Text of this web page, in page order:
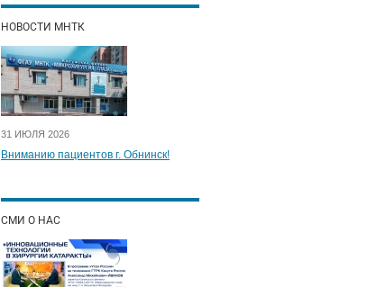
НОВОСТИ МНТК
31 ИЮЛЯ 2026
Вниманию пациентов г. Обнинск!
СМИ О НАС